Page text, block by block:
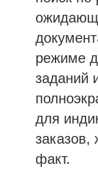
режиме
заданий
для
заказов,
факт.